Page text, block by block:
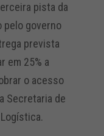
pista da
pelo governo
prevista
em 25% a
o acesso
Secretaria de